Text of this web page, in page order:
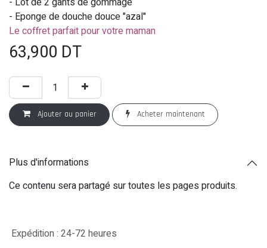
- Eponge de douche douce "azal"
Le coffret parfait pour votre maman
63,900 DT
Ajouter au panier Acheter maintenant
Plus d'informations
Ce contenu sera partagé sur toutes les pages produits.
Expédition : 24-72 heures